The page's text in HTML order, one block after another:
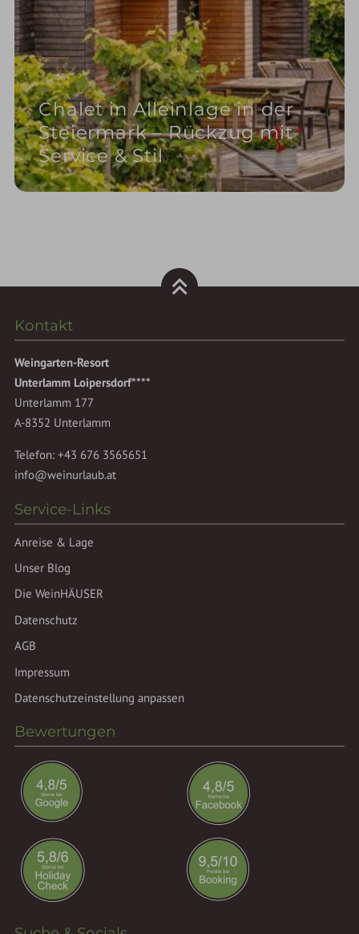
Chalet in Alleinlage in der
Steiermark – Rückzug mit
Service & Stil
Kontakt
Weingarten-Resort
Unterlamm Loipersdorf****
Unterlamm 177
A-8352 Unterlamm
Telefon:+43 676 3565651
info@weinurlaub.at
Service-Links
Anreise & Lage
Unser Blog
Die WeinHÄUSER
Datenschutz
AGB
Impressum
Datenschutzeinstellung anpassen
Bewertungen